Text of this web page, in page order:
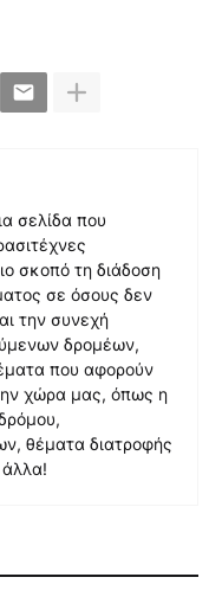
σελίδα που
σκοπό τη διάδοση
σε όσους δεν
την συνεχή
δρομέων,
που αφορούν
χώρα μας, όπως η
θέματα διατροφής
άλλα!